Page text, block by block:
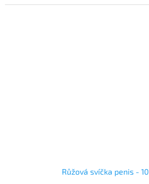
Růžová svíčka penis -